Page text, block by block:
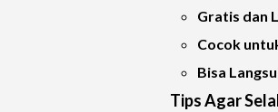
Gratis dan
Cocok
Bisa
Tips Agar